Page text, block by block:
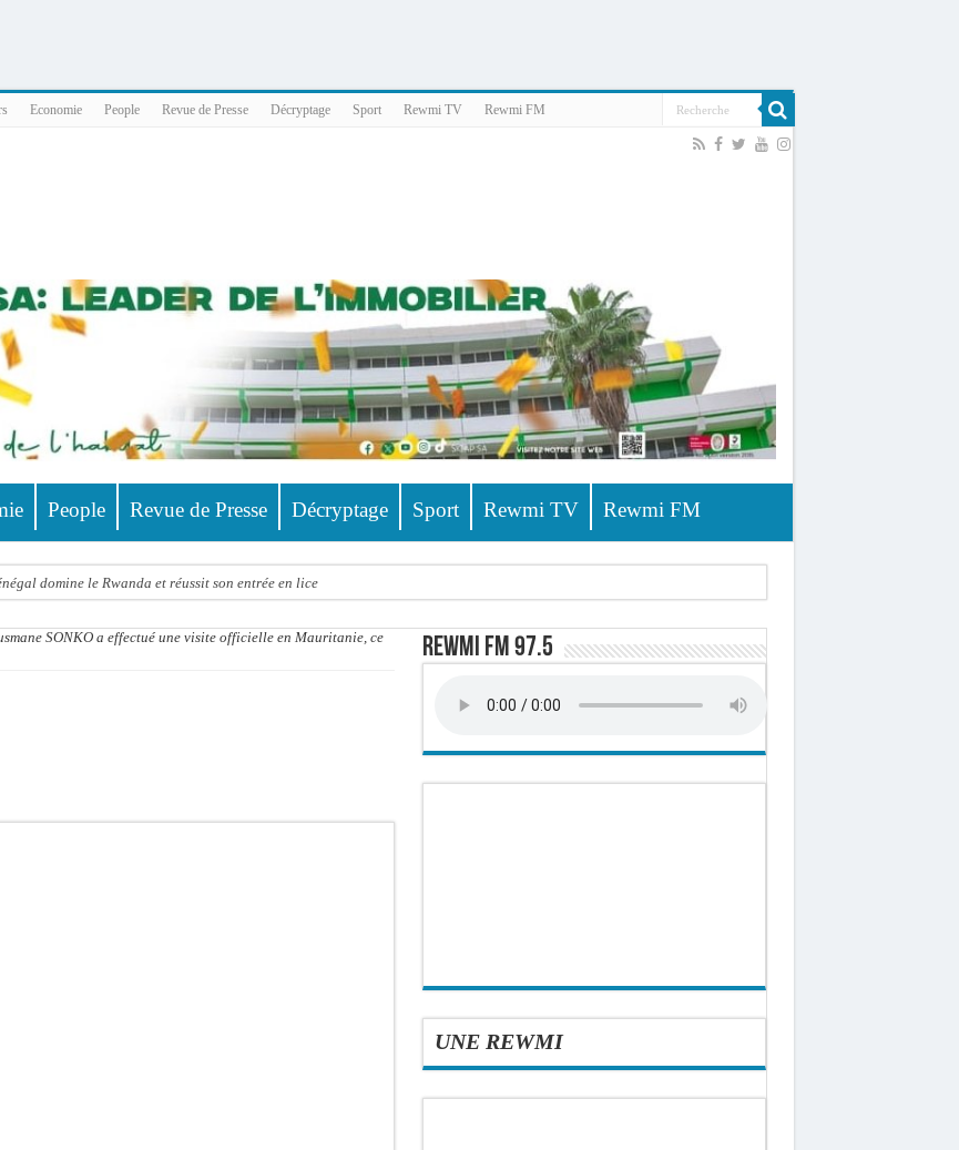
Economie People Revue de Presse Décryptage Sport Rewmi TV Rewmi FM
People Revue de Presse Décryptage Sport Rewmi TV Rewmi FM
domine le Rwanda et réussit son entrée en lice
extraordinaire convoquée sur les exonérations fiscales et les licences de pêche
SONKO a effectué une visite officielle en Mauritanie, ce
Rewmi FM 97.5
UNE REWMI